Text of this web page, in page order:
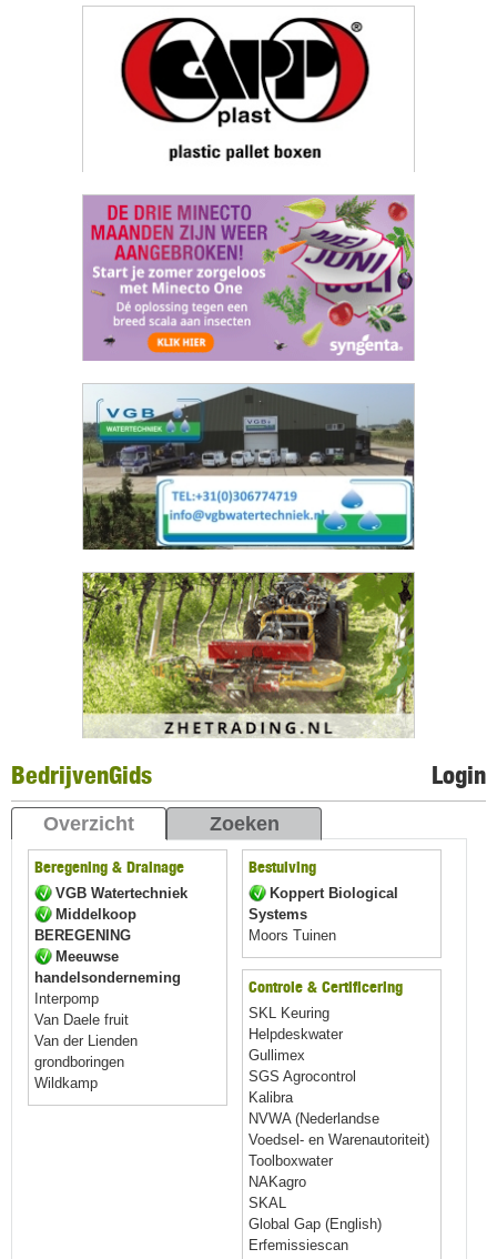
BedrijvenGids Login
Overzicht Zoeken
Beregening & Drainage
VGB Watertechniek
Middelkoop
BEREGENING
Meeuwse
handelsonderneming
Interpomp
Van Daele fruit
Van der Lienden
grondboringen
Wildkamp
Bestuiving
Koppert Biological
Systems
Moors Tuinen
Controle & Certificering
SKL Keuring
Helpdeskwater
Gullimex
SGS Agrocontrol
Kalibra
NVWA (Nederlandse
Voedsel- en Warenautoriteit)
Toolboxwater
NAKagro
SKAL
Global Gap (English)
Erfemissiescan